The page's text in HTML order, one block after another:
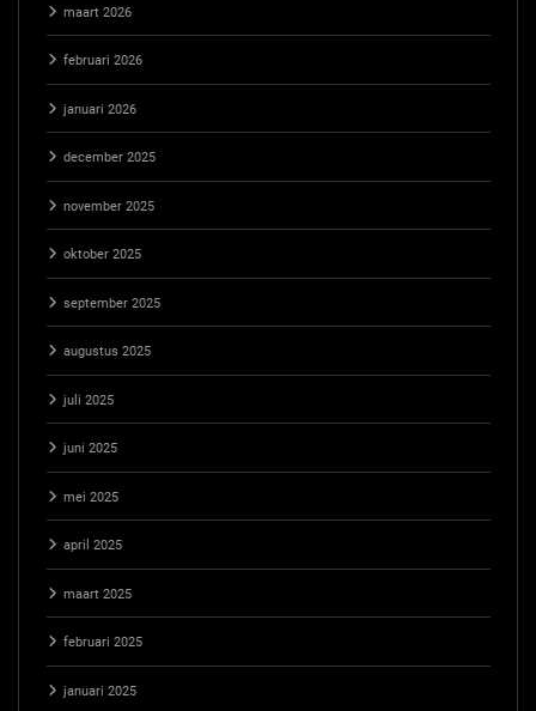
maart 2026
februari 2026
januari 2026
december 2025
november 2025
oktober 2025
september 2025
augustus 2025
juli 2025
juni 2025
mei 2025
april 2025
maart 2025
februari 2025
januari 2025